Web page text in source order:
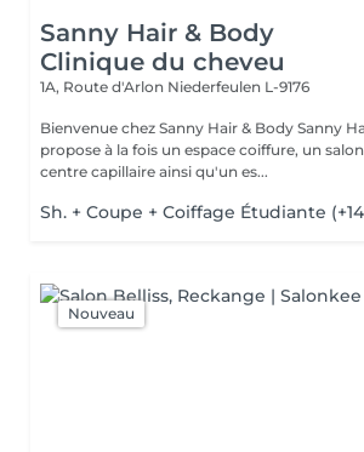
Sanny Hair & Body
Clinique du cheveu
1A, Route d'Arlon Niederfeulen L-9176
Bienvenue chez Sanny Hair & Body Sanny Hair & Body vous
propose à la fois un espace coiffure, un
centre capillaire ainsi qu'un es...
Sh. + Coupe + Coiffage Étudiante
Nouveau